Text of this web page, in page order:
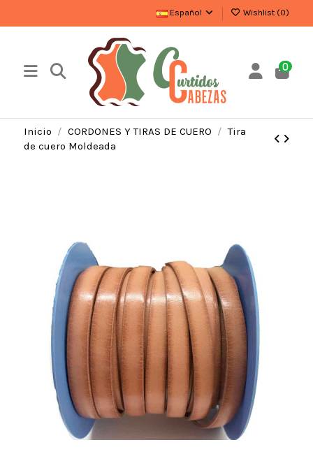
Español Wishlist (0)
0
Inicio CORDONES Y TIRAS DE CUERO
Tira
de cuero Moldeada